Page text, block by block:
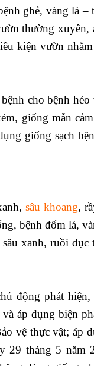
ghẻ, vàng lá –
thường xuyên,
kiện vườn nhằm
cho bệnh héo
giống mẫn
giống sạch
sâu khoang,
bệnh đốm lá,
xanh, ruồi đục
động phát hiện,
áp dụng biện
vệ thực vật; áp
29 tháng 5 năm